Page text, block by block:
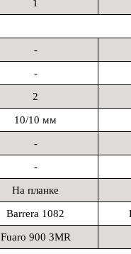
1
-
-
2
10/10 мм
-
-
На планке
Barrera 1082
Fuaro 900 3МR